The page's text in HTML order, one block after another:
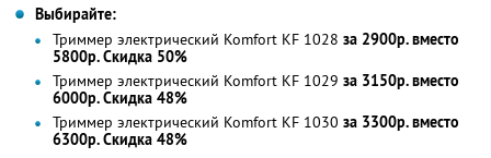
Выбирайте:
Триммер электрический Komfort KF 1028 за 2900р. вместо
5800р. Скидка 50%
Триммер электрический Komfort KF 1029 за 3150р. вместо
6000р. Скидка 48%
Триммер электрический Komfort KF 1030 за 3300р. вместо
6300р. Скидка 48%